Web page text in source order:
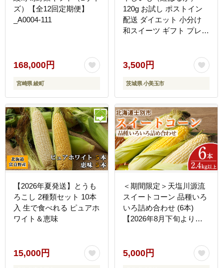
ズ）【全12回定期便】
_A0004-111
168,000円
宮崎県 綾町
120g お試し ポストイン
配送 ダイエット 小分け
和スイーツ ギフト プレゼ
イモ お芋 おいも おやつ
お菓子 干しいも ほしいも
ほし芋 鶴田商店 12-AF
3,500円
茨城県 小美玉市
【2026年夏発送】とうも
ろこし 2種類セット 10本
入 生で食べれる ピュアホ
ワイト＆恵味
15,000円
＜期間限定＞天塩川源流
スイートコーン 品種いろ
いろ詰め合わせ (6本)
【2026年8月下旬より順
モロコシ とうきび コーン
野菜 産地直送 【三栄アグ
5,000円